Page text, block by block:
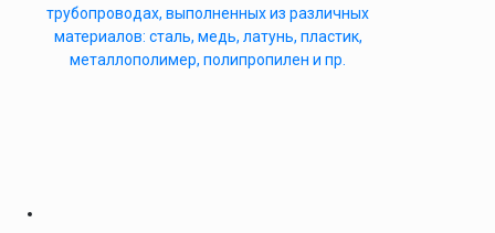
трубопроводах, выполненных из различных
материалов: сталь, медь, латунь, пластик,
металлополимер, полипропилен и пр.